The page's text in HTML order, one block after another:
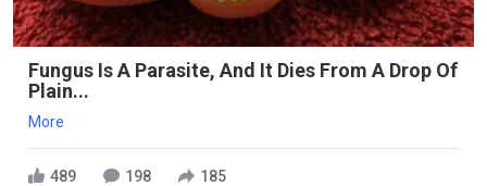
Fungus Is A Parasite, And It Dies From A Drop Of
Plain...
More
489 198 185